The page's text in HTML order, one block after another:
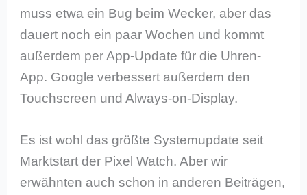
muss etwa ein Bug beim Wecker, aber das
dauert noch ein paar Wochen und kommt
außerdem per App-Update für die Uhren-
App. Google verbessert außerdem den
Touchscreen und Always-on-Display.
Es ist wohl das größte Systemupdate seit
Marktstart der Pixel Watch. Aber wir
erwähnten auch schon in anderen Beiträgen,